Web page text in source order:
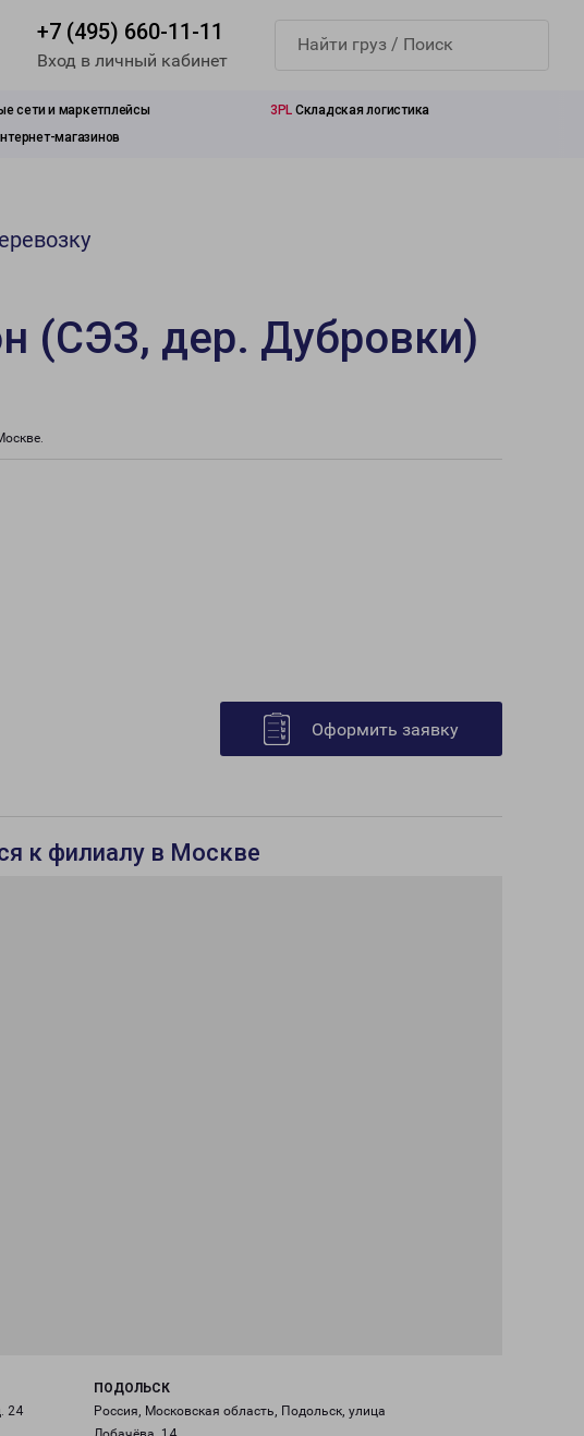
+7 (495) 660-11-11
Вход в личный кабинет
сети и маркетплейсы 3PL Складская логистика
магазинов
(СЭЗ, дер. Дубровки)
Оформить заявку
к филиалу в Москве
24
ПОДОЛЬСК
Россия, Московская область, Подольск, улица